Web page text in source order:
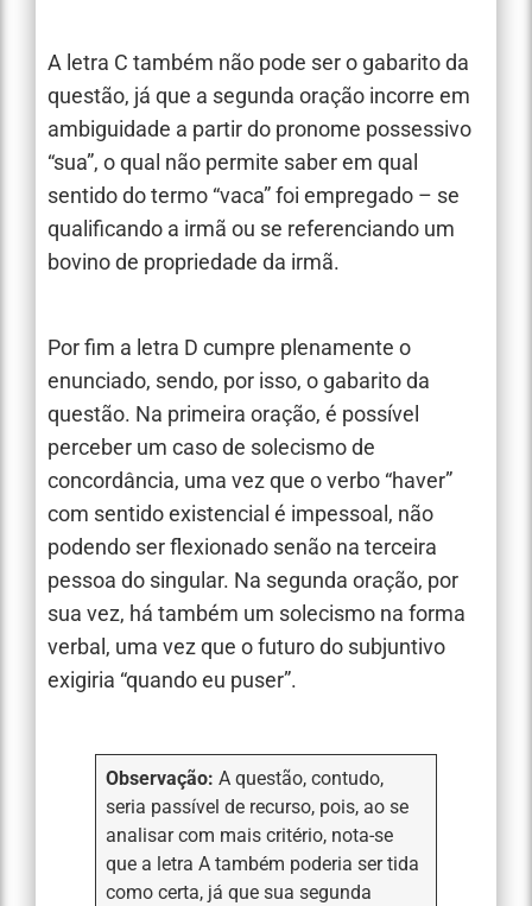
A letra C também não pode ser o gabarito da
questão, já que a segunda oração incorre em
ambiguidade a partir do pronome possessivo
“sua”, o qual não permite saber em qual
sentido do termo “vaca” foi empregado – se
qualificando a irmã ou se referenciando um
bovino de propriedade da irmã.
Por fim a letra D cumpre plenamente o
enunciado, sendo, por isso, o gabarito da
questão. Na primeira oração, é possível
perceber um caso de solecismo de
concordância, uma vez que o verbo “haver”
com sentido existencial é impessoal, não
podendo ser flexionado senão na terceira
pessoa do singular. Na segunda oração, por
sua vez, há também um solecismo na forma
verbal, uma vez que o futuro do subjuntivo
exigiria “quando eu puser”.
Observação: A questão, contudo,
seria passível de recurso, pois, ao se
analisar com mais critério, nota-se
que a letra A também poderia ser tida
como certa, já que sua segunda